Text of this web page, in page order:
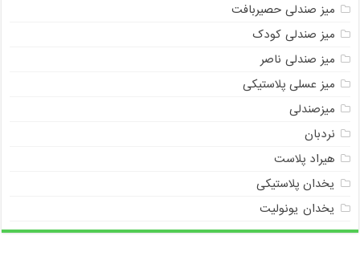
میز صندلی حصیربافت
میز صندلی کودک
میز صندلی ناصر
میز عسلی پلاستیکی
میزصندلی
نردبان
هیراد پلاست
یخدان پلاستیکی
یخدان یونولیت